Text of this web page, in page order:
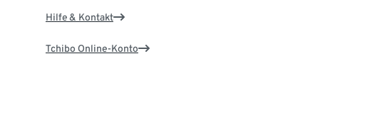
Hilfe & Kontakt
Tchibo Online-Konto